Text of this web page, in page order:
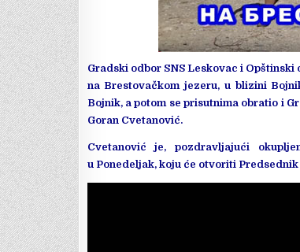
Gradski odbor SNS Leskovac i
na Brestovačkom jezeru, u blizini
Bojnik, a potom se prisutnima obratio i
Goran Cvetanović.
Cvetanović je, pozdravljajući
u Ponedeljak, koju će otvoriti